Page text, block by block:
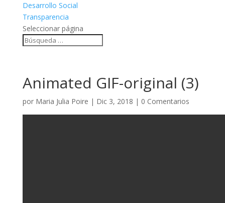
Desarrollo Social
Transparencia
Seleccionar página
Animated GIF-original (3)
por Maria Julia Poire | Dic 3, 2018 | 0 Comentarios